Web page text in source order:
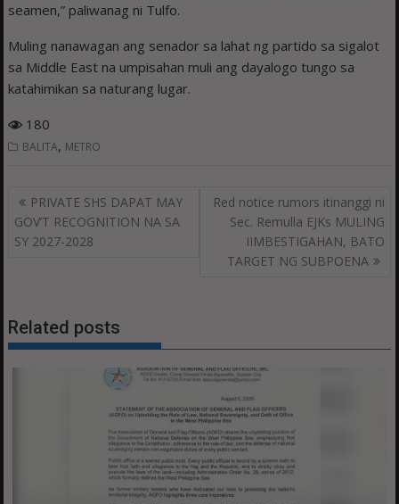
seamen,” paliwanag ni Tulfo.
Muling nanawagan ang senador sa lahat ng partido sa sigalot
sa Middle East na umpisahan muli ang dayalogo tungo sa
katahimikan sa naturang lugar.
180
BALITA, METRO
Post
navigation
PRIVATE SHS DAPAT MAY
GOV’T RECOGNITION NA SA
SY 2027-2028
Red notice rumors itinanggi ni
Sec. Remulla EJKs MULING
IIMBESTIGAHAN, BATO
TARGET NG SUBPOENA
Related posts